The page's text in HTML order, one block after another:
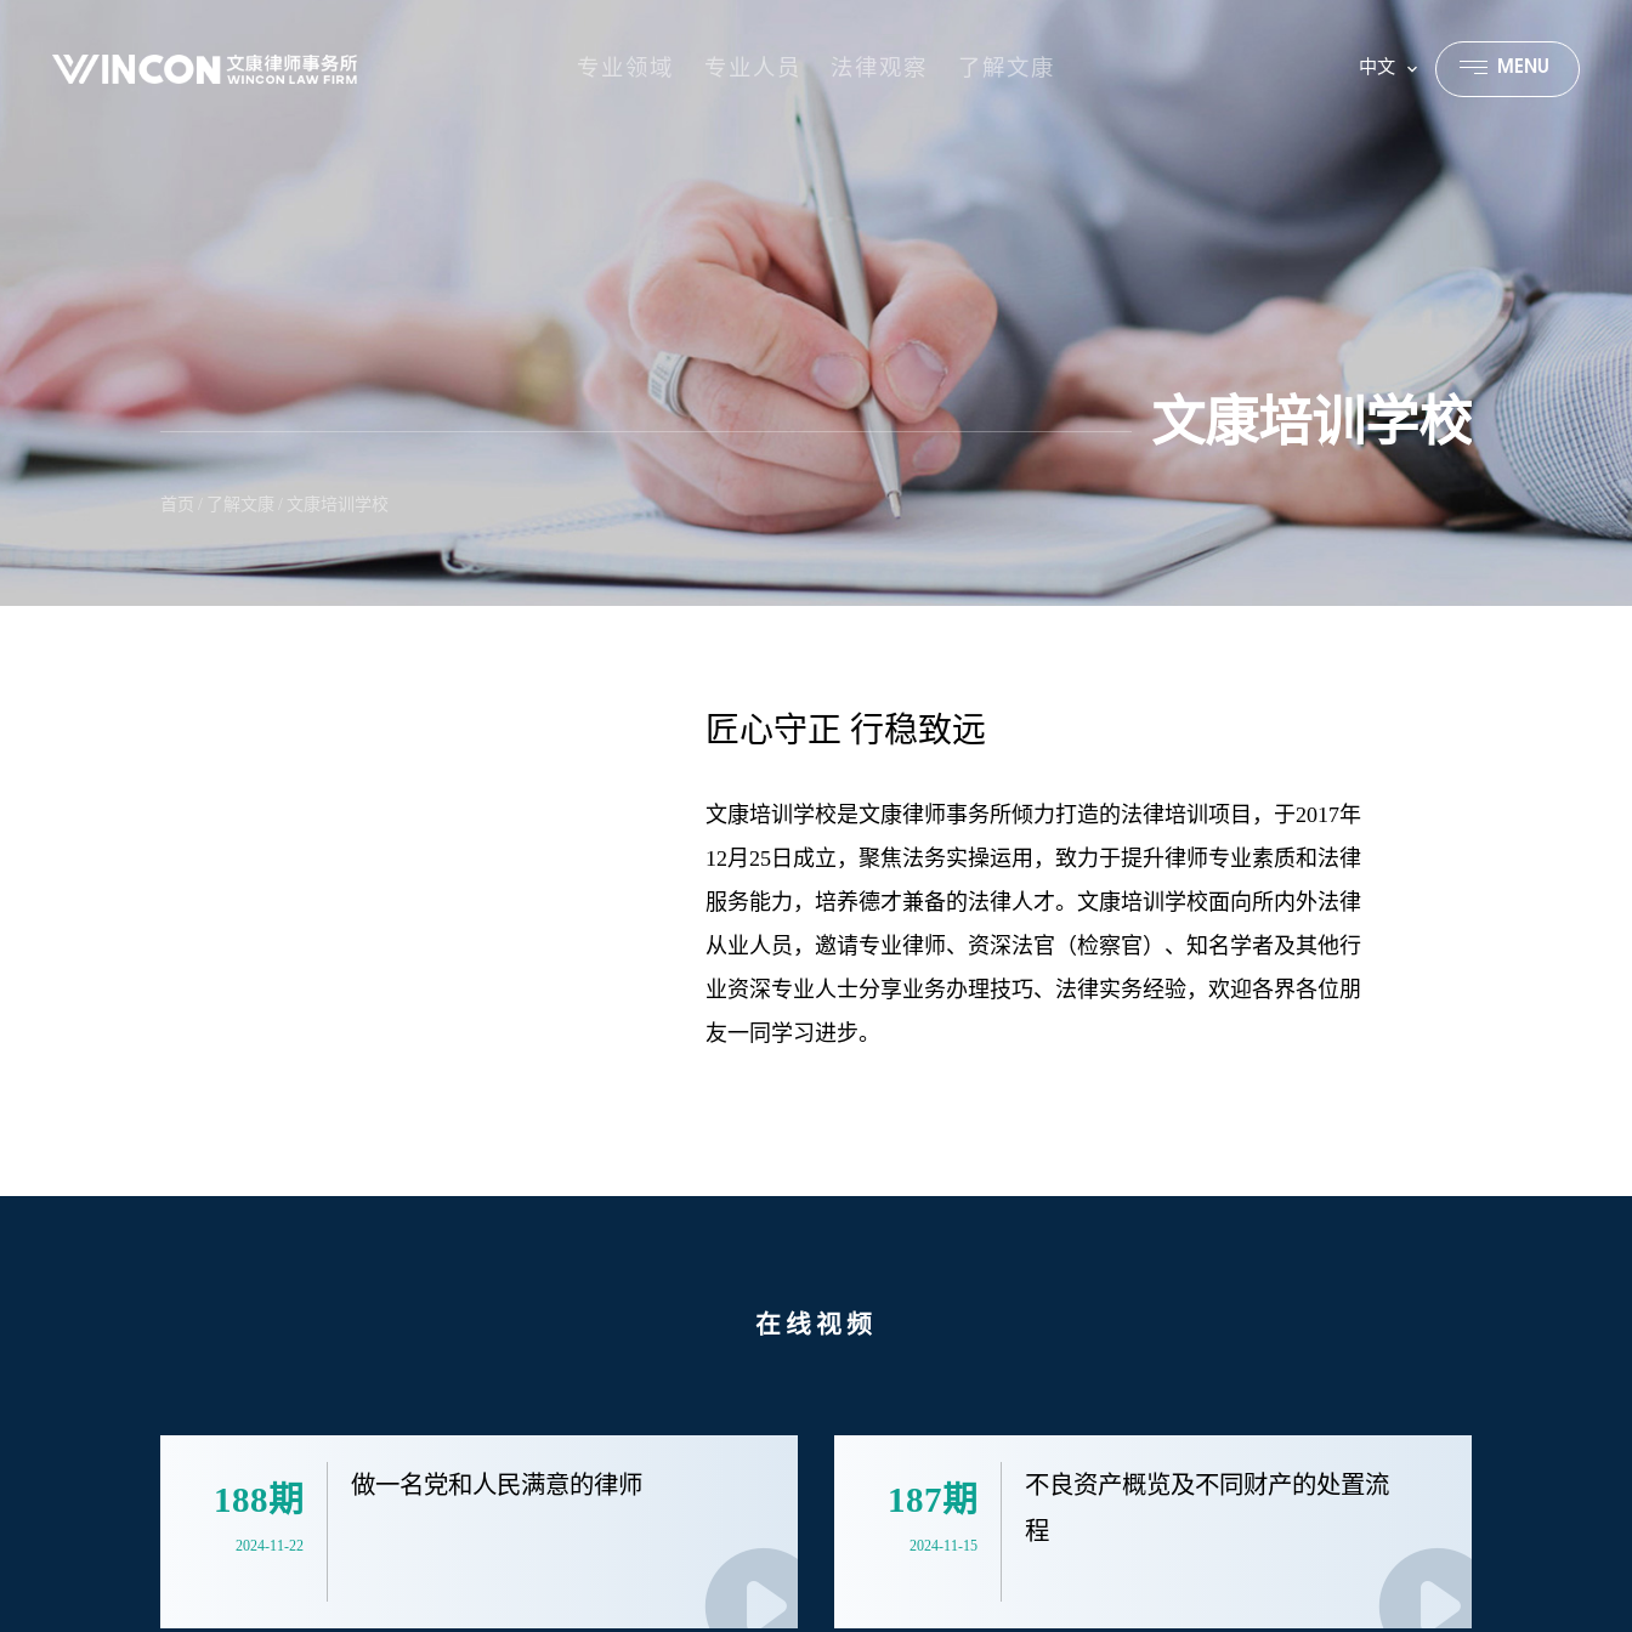
专业领域 专业人员 法律观察 了解文康 中文
MENU
CLOSE
文康培训学校
首页 了解文康 文康培训学校
匠心守正 行稳致远
文康培训学校是文康律师事务所倾力打造的法律培训项目，于2017年
12月25日成立，聚焦法务实操运用，致力于提升律师专业素质和法律
服务能力，培养德才兼备的法律人才。文康培训学校面向所内外法律
从业人员，邀请专业律师、资深法官（检察官）、知名学者及其他行
业资深专业人士分享业务办理技巧、法律实务经验，欢迎各界各位朋
友一同学习进步。
在线视频
188期
2024-11-22
做一名党和人民满意的律师 187期
2024-11-15
不良资产概览及不同财产的处置流
程